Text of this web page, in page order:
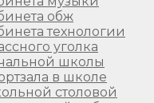
обж
технологии
уголка
школы
в школе
столовой